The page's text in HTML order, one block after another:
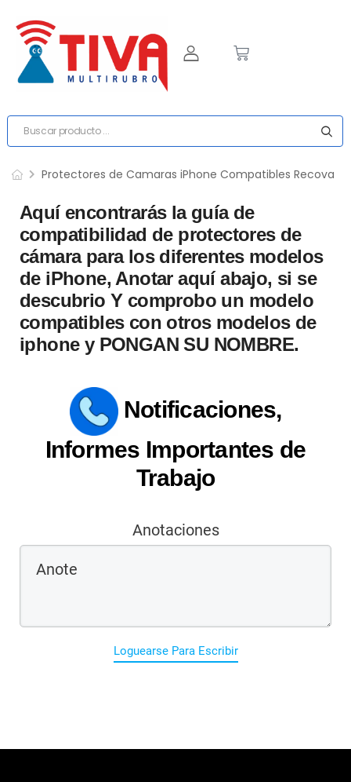
Protectores de Camaras iPhone Compatibles Recova
Aquí encontrarás la guía de
compatibilidad de protectores de
cámara para los diferentes modelos
de iPhone, Anotar aquí abajo, si se
descubrio Y comprobo un modelo
compatibles con otros modelos de
iphone y PONGAN SU NOMBRE.
Notificaciones,
Informes Importantes de
Trabajo
Anotaciones
Loguearse Para Escribir